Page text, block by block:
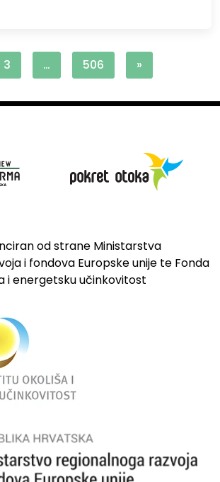
3 … 506 »
od strane Ministarstva
i fondova Europske unije te Fonda
i energetsku učinkovitost